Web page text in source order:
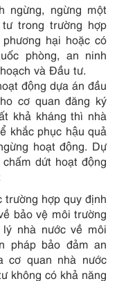
ngừng, ngừng một
trong trường hợp
hại hoặc có
phòng, an ninh
và Đầu tư.
động dựa án đầu
cơ quan đăng ký
khả kháng thì nhà
khắc phục hậu quả
hoạt động. Dự
dứt hoạt động
hợp quy định
bảo vệ môi trường
nhà nước về môi
pháp bảo đảm an
cơ quan nhà nước
không có khả năng